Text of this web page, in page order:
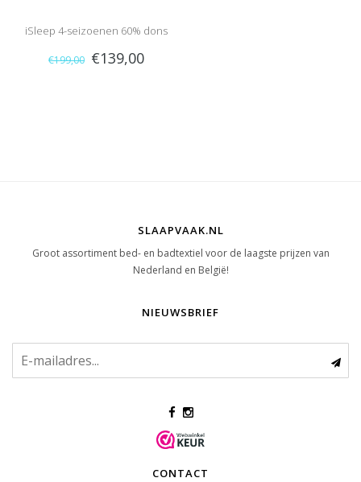
iSleep 4-seizoenen 60% dons
€199,00 €139,00
SLAAPVAAK.NL
Groot assortiment bed- en badtextiel voor de laagste prijzen van
Nederland en België!
NIEUWSBRIEF
CONTACT